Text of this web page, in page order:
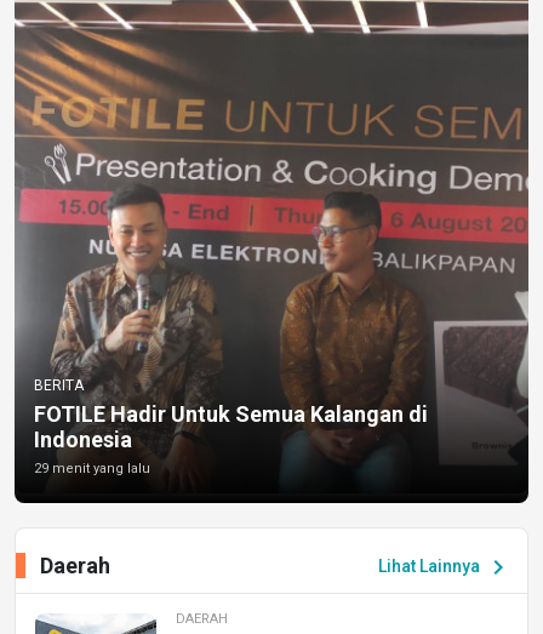
BERITA
FOTILE Hadir Untuk Semua Kalangan di
Indonesia
29 menit yang lalu
Lihat Lainnya chevron_right
Daerah
DAERAH